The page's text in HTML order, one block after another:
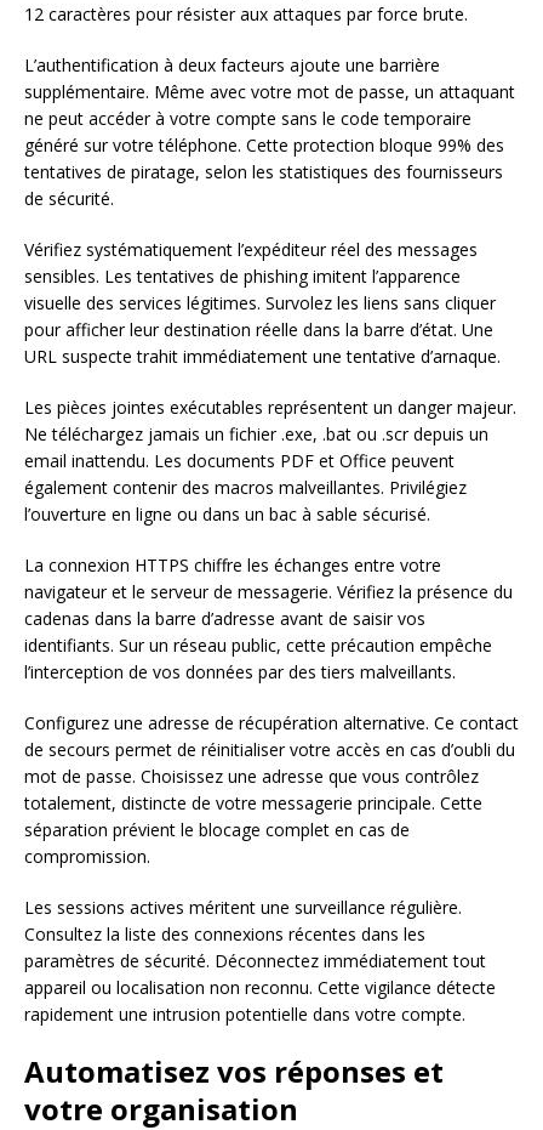
12 caractères pour résister aux attaques par force brute.
L’authentification à deux facteurs ajoute une barrière
supplémentaire. Même avec votre mot de passe, un attaquant
ne peut accéder à votre compte sans le code temporaire
généré sur votre téléphone. Cette protection bloque 99% des
tentatives de piratage, selon les statistiques des fournisseurs
de sécurité.
Vérifiez systématiquement l’expéditeur réel des messages
sensibles. Les tentatives de phishing imitent l’apparence
visuelle des services légitimes. Survolez les liens sans cliquer
pour afficher leur destination réelle dans la barre d’état. Une
URL suspecte trahit immédiatement une tentative d’arnaque.
Les pièces jointes exécutables représentent un danger majeur.
Ne téléchargez jamais un fichier .exe, .bat ou .scr depuis un
email inattendu. Les documents PDF et Office peuvent
également contenir des macros malveillantes. Privilégiez
l’ouverture en ligne ou dans un bac à sable sécurisé.
La connexion HTTPS chiffre les échanges entre votre
navigateur et le serveur de messagerie. Vérifiez la présence du
cadenas dans la barre d’adresse avant de saisir vos
identifiants. Sur un réseau public, cette précaution empêche
l’interception de vos données par des tiers malveillants.
Configurez une adresse de récupération alternative. Ce contact
de secours permet de réinitialiser votre accès en cas d’oubli du
mot de passe. Choisissez une adresse que vous contrôlez
totalement, distincte de votre messagerie principale. Cette
séparation prévient le blocage complet en cas de
compromission.
Les sessions actives méritent une surveillance régulière.
Consultez la liste des connexions récentes dans les
paramètres de sécurité. Déconnectez immédiatement tout
appareil ou localisation non reconnu. Cette vigilance détecte
rapidement une intrusion potentielle dans votre compte.
Automatisez vos réponses et
votre organisation